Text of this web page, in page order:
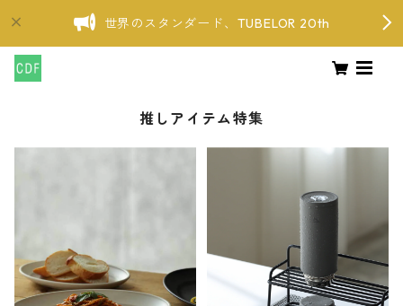
世界のスタンダード、TUBELOR 20th
推しアイテム特集